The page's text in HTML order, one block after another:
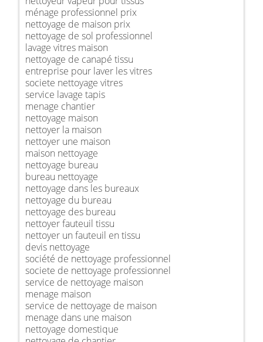
ménage professionnel prix
nettoyage de maison prix
nettoyage de sol professionnel
lavage vitres maison
nettoyage de canapé tissu
entreprise pour laver les vitres
societe nettoyage vitres
service lavage tapis
menage chantier
nettoyage maison
nettoyer la maison
nettoyer une maison
maison nettoyage
nettoyage bureau
bureau nettoyage
nettoyage dans les bureaux
nettoyage du bureau
nettoyage des bureau
nettoyer fauteuil tissu
nettoyer un fauteuil en tissu
devis nettoyage
société de nettoyage professionnel
societe de nettoyage professionnel
service de nettoyage maison
menage maison
service de nettoyage de maison
menage dans une maison
nettoyage domestique